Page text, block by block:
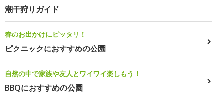
潮干狩りガイド
春のお出かけにピッタリ！
ピクニックにおすすめの公園
自然の中で家族や友人とワイワイ楽しもう！
BBQにおすすめの公園